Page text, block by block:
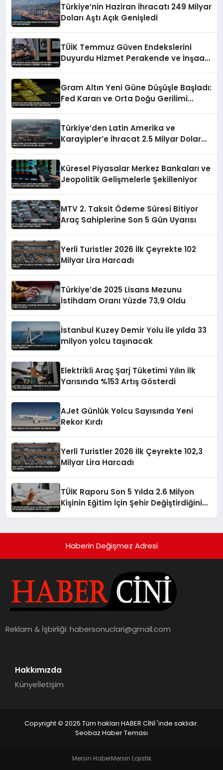
Türkiye’nin Haziran İhracatı 249 Milyar
Doları Aştı Açık Genişledi
TÜİK Temmuz Güven Endekslerini
Duyurdu Hizmet Perakende ve İnşaat
Gram Altın Yeni Güne Düşüşle Başladı:
Fed Kararı ve Orta Doğu Gerilimi
Türkiye’den Latin Amerika ve
Karayipler’e İhracat 2.5 Milyar Dolara
Küresel Piyasalar Merkez Bankaları ve
Jeopolitik Gelişmelerle Şekilleniyor
MTV 2. Taksit Ödeme Süresi Bitiyor
Araç Sahiplerine Son 5 Gün Uyarısı
Yerli Turistler 2026 İlk Çeyrekte 102
Milyar Lira Harcadı
Türkiye’de 2025 Lisans Mezunu
İstihdam Oranı Yüzde 73,9 Oldu
İstanbul Kuzey Demir Yolu ile yılda 33
milyon yolcu taşınacak
Elektrikli Araç Şarj Tüketimi Yılın İlk
Yarısında %153 Artış Gösterdi
AJet Günlük Yolcu Sayısında Yeni
Rekor Kırdı
Yerli Turistler 2026 İlk Çeyrekte 102,3
Milyar Lira Harcadı
TÜİK Raporu Son 5 Yılda 2.6 Milyon
Kişinin Eğitim İçin Şehir Değiştirdiğini
Haberin Değişmez Adresi
Reklam & İşbirliği:habersonuclari@gmail.com
Hakkımızda
Künyeİletişim
Copyright © 2025 Tüm hakları HABER CİNİ 'inde saklıdır.
Seobaz Haber Teması
Mersin HaberMersin Lojistik